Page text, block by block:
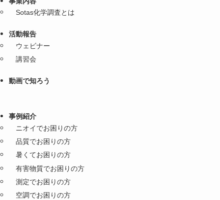
Sotas化学調査とは
活動報告
ウェビナー
講習会
動画で知ろう
事例紹介
ニオイでお困りの方
品質でお困りの方
暑くてお困りの方
有害物質でお困りの方
測定でお困りの方
空調でお困りの方